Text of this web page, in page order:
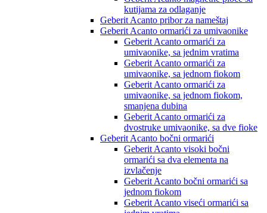
kutijama za odlaganje
Geberit Acanto pribor za nameštaj
Geberit Acanto ormarići za umivaonike
Geberit Acanto ormarići za
umivaonike, sa jednim vratima
Geberit Acanto ormarići za
umivaonike, sa jednom fiokom
Geberit Acanto ormarići za
umivaonike, sa jednom fiokom,
smanjena dubina
Geberit Acanto ormarići za
dvostruke umivaonike, sa dve fioke
Geberit Acanto bočni ormarići
Geberit Acanto visoki bočni
ormarići sa dva elementa na
izvlačenje
Geberit Acanto bočni ormarići sa
jednom fiokom
Geberit Acanto viseći ormarići sa